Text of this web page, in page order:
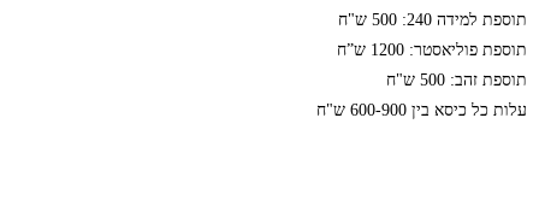
תוספת למידה 240: 500 ש"ח
תוספת פוליאסטר: 1200 ש”ח
תוספת זהב: 500 ש"ח
עלות כל כיסא בין 600-900 ש"ח